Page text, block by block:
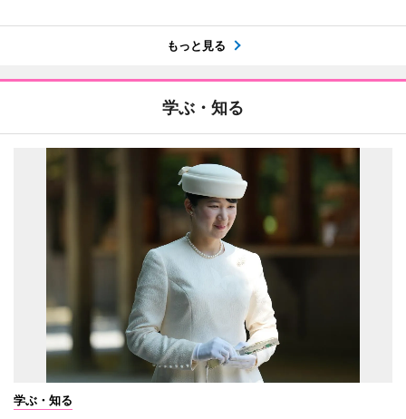
もっと見る
学ぶ・知る
学ぶ・知る